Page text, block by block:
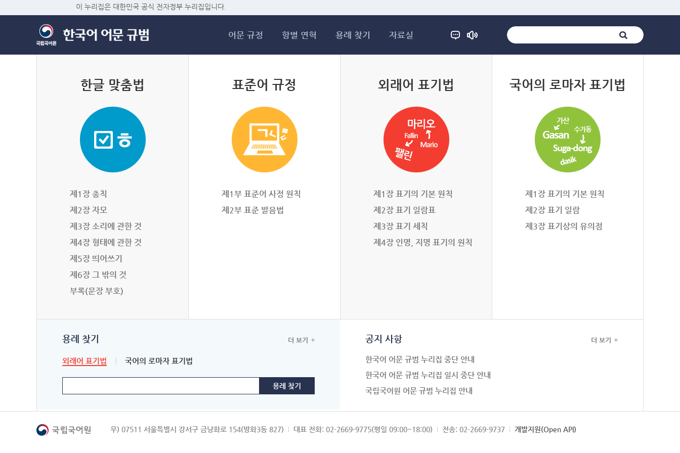
이 누리집은 대한민국 공식 전자정부 누리집입니다.
어문 규정 항별 연혁 용례 찾기 자료실
한글 맞춤법
제1장 총칙
제2장 자모
제3장 소리에 관한 것
제4장 형태에 관한 것
제5장 띄어쓰기
제6장 그 밖의 것
부록(문장 부호)
표준어 규정
제1부 표준어 사정 원칙
제2부 표준 발음법
외래어 표기법
제1장 표기의 기본 원칙
제2장 표기 일람표
제3장 표기 세칙
제4장 인명, 지명 표기의 원칙
국어의 로마자 표기법
제1장 표기의 기본 원칙
제2장 표기 일람
제3장 표기상의 유의점
용례 찾기
외래어 표기법 국어의 로마자 표기법
더 보기 공지 사항
한국어 어문 규범 누리집 중단 안내
한국어 어문 규범 누리집 일시 중단 안내
국립국어원 어문 규범 누리집 안내
더 보기
우) 07511 서울특별시 강서구 금낭화로 154(방화3동 827) 대표 전화: 02-2669-9775(평일 09:00~18:00) 전송: 02-2669-9737 개발지원(Open API)